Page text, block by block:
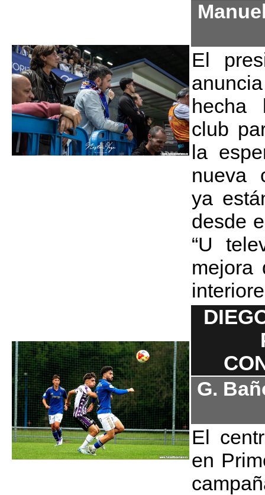
El
hecha
club
la
nueva
ya
desde
“U
mejora
G.
El
en